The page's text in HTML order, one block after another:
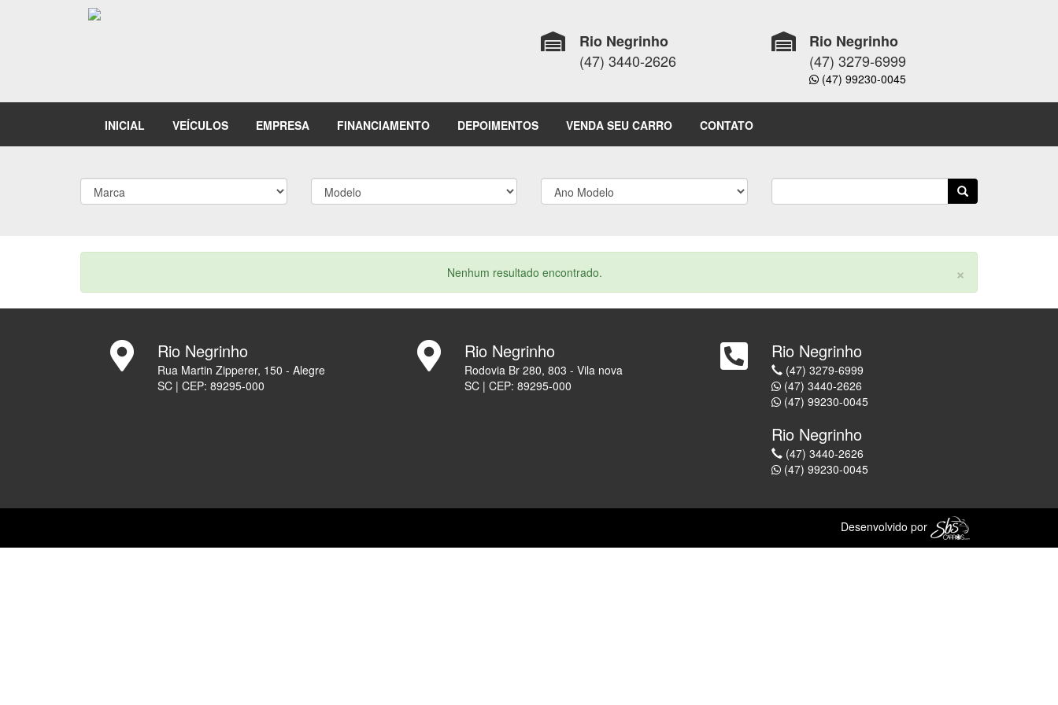
Rio Negrinho
(47) 3440-2626
Rio Negrinho
(47) 3279-6999
(47) 99230-0045
INICIAL VEÍCULOS EMPRESA FINANCIAMENTO DEPOIMENTOS VENDA SEU CARRO CONTATO
×
Nenhum resultado encontrado.
Rio Negrinho
Rua Martin Zipperer, 150 - Alegre
SC | CEP: 89295-000
Rio Negrinho
Rodovia Br 280, 803 - Vila nova
SC | CEP: 89295-000
Rio Negrinho
(47) 3279-6999
(47) 3440-2626
(47) 99230-0045
Rio Negrinho
(47) 3440-2626
(47) 99230-0045
Desenvolvido por